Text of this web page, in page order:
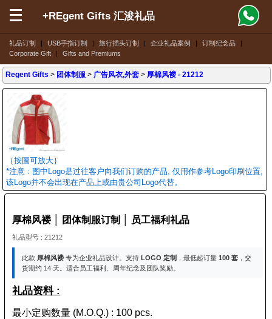
礼品订制 | USB手指订制 | 旅行插头订制 | 企业礼品案例 | 订制纪念品
|
Corporate Gift
| Gifts and Premiums
+REgent Gifts 汇浚礼品
Regent Gifts > 团体制服 > 广告风衣,外套 > 厚棉风褛 - 21212
｛按圖可放大｝
*注意 : 图中Logo是过往客户向我们订购的产品, 仅用作参考Logo印刷位置,
该Logo并不会出现在产品上或由贵公司Logo代替。
厚棉风褛 │ 团体制服订制 │ 员工福利礼品
礼品型号 : 21212
此款 厚棉风褛专为企业礼品设计。支持 LOGO 定制 ，最低起订量 100 套，交
货期约 14 天。适合员工福利、周年纪念及团队奖励。
礼品资料 :
最小定购数量 (M.O.Q.) : 100 pcs.